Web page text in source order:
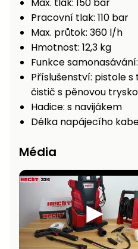
Pracovní tlak: 110 bar
Max. průtok: 360 l/h
Hmotnost: 12,3 kg
Funkce
Příslušenství: pistole
čistič s pěnovou
Hadice: s navijákem
Délka napájecího
Média